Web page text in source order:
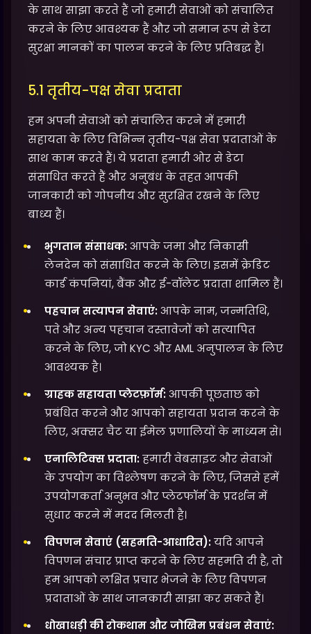
के साथ साझा करते हैं जो हमारी सेवाओं को संचालित
करने के लिए आवश्यक हैं और जो समान रूप से डेटा
सुरक्षा मानकों का पालन करने के लिए प्रतिबद्ध हैं।
5.1 तृतीय-पक्ष सेवा प्रदाता
हम अपनी सेवाओं को संचालित करने में हमारी
सहायता के लिए विभिन्न तृतीय-पक्ष सेवा प्रदाताओं के
साथ काम करते हैं। ये प्रदाता हमारी ओर से डेटा
संसाधित करते हैं और अनुबंध के तहत आपकी
जानकारी को गोपनीय और सुरक्षित रखने के लिए
बाध्य हैं।
भुगतान संसाधक:आपके जमा और निकासी
लेनदेन को संसाधित करने के लिए। इसमें क्रेडिट
कार्ड कंपनियां, बैंक और ई-वॉलेट प्रदाता शामिल हैं।
पहचान सत्यापन सेवाएं:आपके नाम, जन्मतिथि,
पते और अन्य पहचान दस्तावेजों को सत्यापित
करने के लिए, जो KYC और AML अनुपालन के लिए
आवश्यक है।
ग्राहक सहायता प्लेटफ़ॉर्म:आपकी पूछताछ को
प्रबंधित करने और आपको सहायता प्रदान करने के
लिए, अक्सर चैट या ईमेल प्रणालियों के माध्यम से।
एनालिटिक्स प्रदाता:हमारी वेबसाइट और सेवाओं
के उपयोग का विश्लेषण करने के लिए, जिससे हमें
उपयोगकर्ता अनुभव और प्लेटफॉर्म के प्रदर्शन में
सुधार करने में मदद मिलती है।
विपणन सेवाएं (सहमति-आधारित):यदि आपने
विपणन संचार प्राप्त करने के लिए सहमति दी है, तो
हम आपको लक्षित प्रचार भेजने के लिए विपणन
प्रदाताओं के साथ जानकारी साझा कर सकते हैं।
धोखाधड़ी की रोकथाम और जोखिम प्रबंधन सेवाएं: